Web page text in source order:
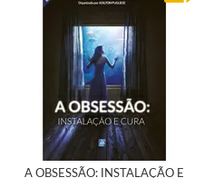
A OBSESSÃO: INSTALAÇÃO E